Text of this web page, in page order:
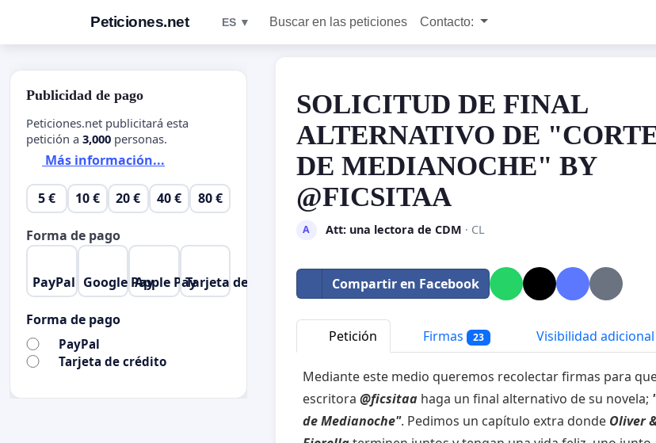
Peticiones.net ES ▼ Buscar en las peticiones Contacto:
SOLICITUD DE FINAL
ALTERNATIVO DE
DE MEDIANOCHE" BY
@FICSITAA
A Att: una lectora de CDM · CL
Compartir en Facebook
Petición Firmas 23 Visibilidad adicional
Mediante este medio queremos recolectar firmas para
escritora @ficsitaa haga un final alternativo de su novela;
de Medianoche". Pedimos un capítulo extra donde Oliver
Publicidad de pago
Peticiones.net publicitará esta
petición a 3,000 personas.
Más información...
5 € 10 € 20 € 40 € 80 €
Forma de pago
PayPal Google PayApple PayTarjeta de crédito
Forma de pago
PayPal
Tarjeta de crédito